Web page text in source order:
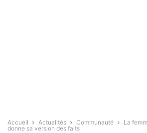
Accueil Actualités Communauté
La
donne sa version des faits